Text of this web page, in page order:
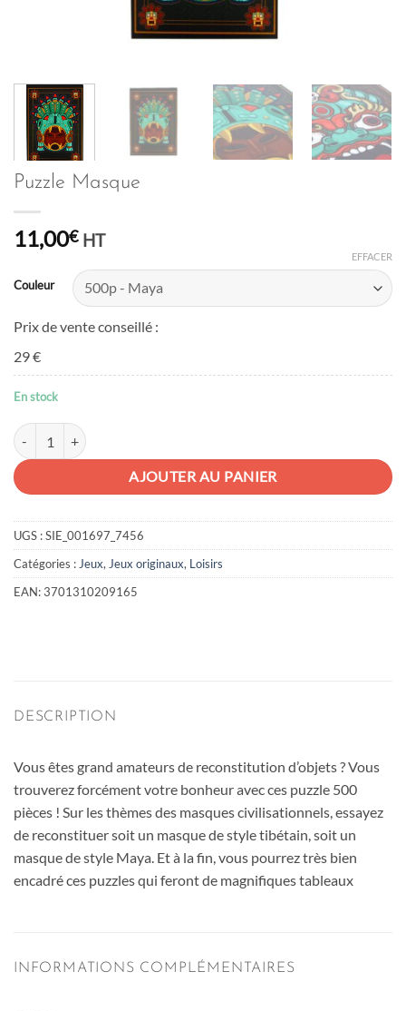
Puzzle Masque
11,00€ HT
Couleur
EFFACER
Prix de vente conseillé :
29 €
En stock
quantité de Puzzle Masque
AJOUTER AU PANIER
UGS :SIE_001697_7456
Catégories : Jeux, Jeux originaux, Loisirs
EAN:3701310209165
DESCRIPTION
Vous êtes grand amateurs de reconstitution d’objets ? Vous
trouverez forcément votre bonheur avec ces puzzle 500
pièces ! Sur les thèmes des masques civilisationnels, essayez
de reconstituer soit un masque de style tibétain, soit un
masque de style Maya. Et à la fin, vous pourrez très bien
encadré ces puzzles qui feront de magnifiques tableaux
INFORMATIONS COMPLÉMENTAIRES